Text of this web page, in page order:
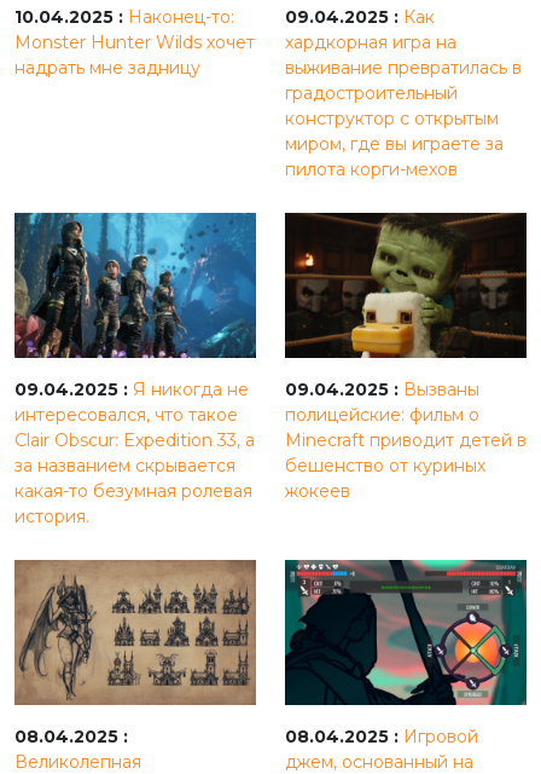
10.04.2025 : Наконец-то:
Monster Hunter Wilds хочет
надрать мне задницу
09.04.2025 : Как
хардкорная игра на
выживание превратилась в
градостроительный
конструктор с открытым
миром, где вы играете за
пилота корги-мехов
09.04.2025 : Я никогда не
интересовался, что такое
Clair Obscur: Expedition 33, а
за названием скрывается
какая-то безумная ролевая
история.
09.04.2025 : Вызваны
полицейские: фильм о
Minecraft приводит детей в
бешенство от куриных
жокеев
08.04.2025 :
Великолепная
08.04.2025 : Игровой
джем, основанный на